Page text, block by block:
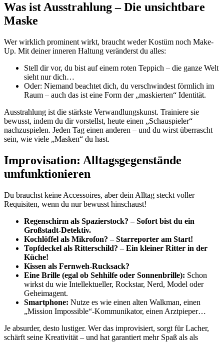
Was ist Ausstrahlung – Die unsichtbare
Maske
Wer wirklich prominent wirkt, braucht weder Kostüm noch Make-
Up. Mit deiner inneren Haltung veränderst du alles:
Stell dir vor, du bist auf einem roten Teppich – die ganze Welt
sieht nur dich…
Oder: Niemand beachtet dich, du verschwindest förmlich im
Raum – auch das ist eine Form der „maskierten“ Identität.
Ausstrahlung ist die stärkste Verwandlungskunst. Trainiere sie
bewusst, indem du dir vorstellst, heute einen „Schauspieler“
nachzuspielen. Jeden Tag einen anderen – und du wirst überrascht
sein, wie viele „Masken“ du hast.
Improvisation: Alltagsgegenstände
umfunktionieren
Du brauchst keine Accessoires, aber dein Alltag steckt voller
Requisiten, wenn du nur bewusst hinschaust!
Regenschirm als Spazierstock? – Sofort bist du ein
Großstadt-Detektiv.
Kochlöffel als Mikrofon? – Starreporter am Start!
Topfdeckel als Ritterschild? – Ein kleiner Ritter in der
Küche!
Kissen als Fernweh-Rucksack?
Eine Brille (egal ob Sehhilfe oder Sonnenbrille): Schon
wirkst du wie Intellektueller, Rockstar, Nerd, Model oder
Geheimagent.
Smartphone: Nutze es wie einen alten Walkman, einen
„Mission Impossible“-Kommunikator, einen Arztpieper…
Je absurder, desto lustiger. Wer das improvisiert, sorgt für Lacher,
schärft seine Kreativität – und hat garantiert mehr Spaß als als